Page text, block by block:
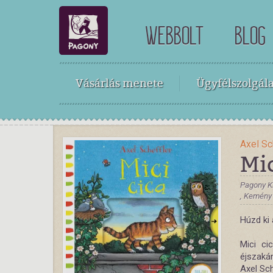
WEBBOLT BLOG
Vásárlás menete
Axel
Pagony
,
Húzd ki
Mici
Axel